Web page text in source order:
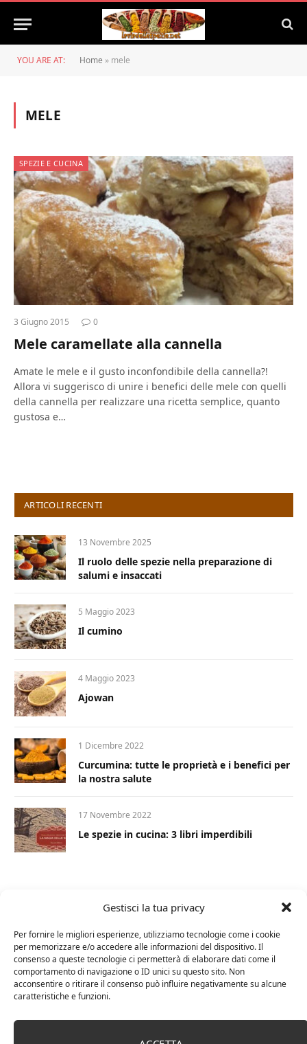
Gestisci la tua privacy
Per fornire le migliori esperienze, utilizziamo tecnologie come i cookie
per memorizzare e/o accedere alle informazioni del dispositivo. Il
consenso a queste tecnologie ci permetterà di elaborare dati come il
comportamento di navigazione o ID unici su questo sito. Non
acconsentire o ritirare il consenso può influire negativamente su alcune
caratteristiche e funzioni.
YOU ARE AT: Home » mele
MELE
SPEZIE E CUCINA
3 Giugno 2015 0
Mele caramellate alla cannella
Amate le mele e il gusto inconfondibile della cannella?!
Allora vi suggerisco di unire i benefici delle mele con quelli
della cannella per realizzare una ricetta semplice, quanto
gustosa e…
ARTICOLI RECENTI
13 Novembre 2025
Il ruolo delle spezie nella preparazione di
salumi e insaccati
5 Maggio 2023
Il cumino
4 Maggio 2023
Ajowan
1 Dicembre 2022
Curcumina: tutte le proprietà e i benefici per
la nostra salute
17 Novembre 2022
Le spezie in cucina: 3 libri imperdibili